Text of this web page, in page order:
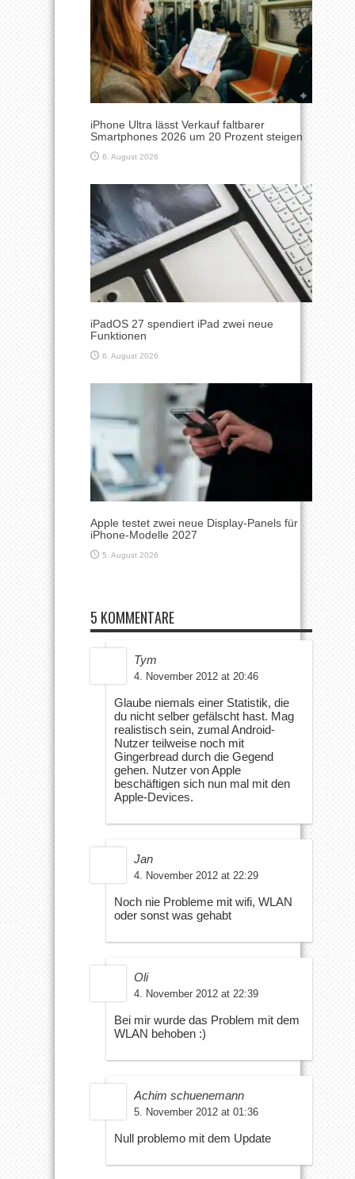
iPhone Ultra lässt Verkauf faltbarer
Smartphones 2026 um 20 Prozent steigen
6. August 2026
iPadOS 27 spendiert iPad zwei neue
Funktionen
6. August 2026
Apple testet zwei neue Display-Panels für
iPhone-Modelle 2027
5. August 2026
5 KOMMENTARE
Tym
4. November 2012 at 20:46
Glaube niemals einer Statistik, die
du nicht selber gefälscht hast. Mag
realistisch sein, zumal Android-
Nutzer teilweise noch mit
Gingerbread durch die Gegend
gehen. Nutzer von Apple
beschäftigen sich nun mal mit den
Apple-Devices.
Jan
4. November 2012 at 22:29
Noch nie Probleme mit wifi, WLAN
oder sonst was gehabt
Oli
4. November 2012 at 22:39
Bei mir wurde das Problem mit dem
WLAN behoben :)
Achim schuenemann
5. November 2012 at 01:36
Null problemo mit dem Update